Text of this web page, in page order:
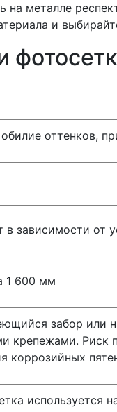
на металле
и
оттенков,
в зависимости от
1 600 мм
забор или
крепежами. Риск
коррозийных
используется